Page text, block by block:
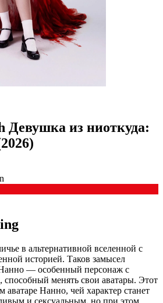
Девушка из ниоткуда:
2026)
в альтернативной вселенной с
историей. Таков замысел
Нанно — особенный персонаж с
менять свои аватары. Этот
аватаре Нанно, чей характер станет